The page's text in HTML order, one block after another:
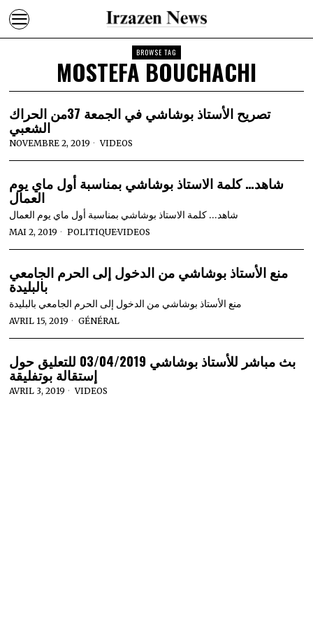
BROWSE TAG
MOSTEFA BOUCHACHI
تصريح الأستاذ بوشاشي في الجمعة 37من الحراك
الشعبي
NOVEMBRE 2, 2019 VIDEOS
شاهد… كلمة الاستاذ بوشاشي بمناسبة أول ماي يوم
العمال
شاهد… كلمة الاستاذ بوشاشي بمناسبة أول ماي يوم العمال
MAI 2, 2019 POLITIQUE·VIDEOS
منع الأستاذ بوشاشي من الدخول إلى الحرم الجامعي
بالبليدة
منع الأستاذ بوشاشي من الدخول إلى الحرم الجامعي بالبليدة
AVRIL 15, 2019 GÉNÉRAL
بث مباشر للأستاذ بوشاشي 03/04/2019 للتعليق حول
إستقالة بوتفليقة
AVRIL 3, 2019 VIDEOS